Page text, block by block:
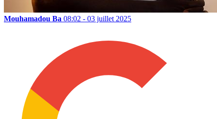
Mouhamadou Ba 08:02 - 03 juillet 2025